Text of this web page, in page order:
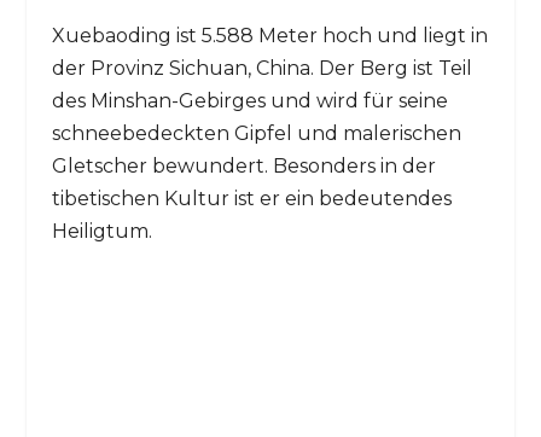
Xuebaoding ist 5.588 Meter hoch und liegt in
der Provinz Sichuan, China. Der Berg ist Teil
des Minshan-Gebirges und wird für seine
schneebedeckten Gipfel und malerischen
Gletscher bewundert. Besonders in der
tibetischen Kultur ist er ein bedeutendes
Heiligtum.